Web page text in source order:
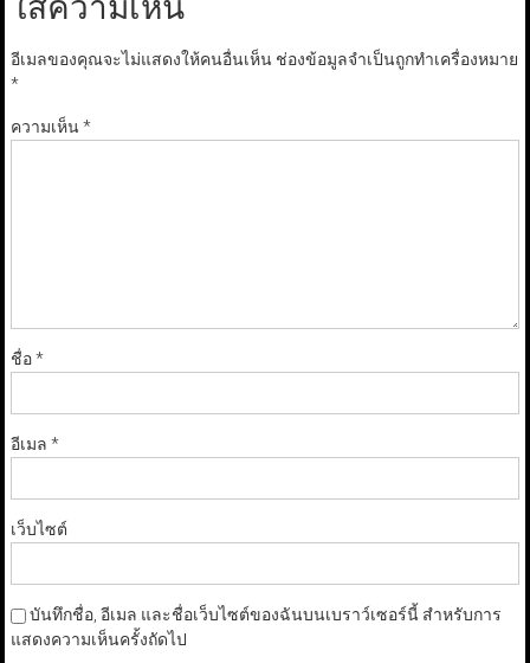
ใส่ความเห็น
อีเมลของคุณจะไม่แสดงให้คนอื่นเห็น ช่องข้อมูลจำเป็นถูกทำเครื่องหมาย
*
ความเห็น*
ชื่อ*
อีเมล *
เว็บไซต์
บันทึกชื่อ, อีเมล และชื่อเว็บไซต์ของฉันบนเบราว์เซอร์นี้ สำหรับการ
แสดงความเห็นครั้งถัดไป